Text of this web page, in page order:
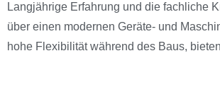
Langjährige Erfahrung und die fachliche
über einen modernen Geräte- und
hohe Flexibilität während des Baus,